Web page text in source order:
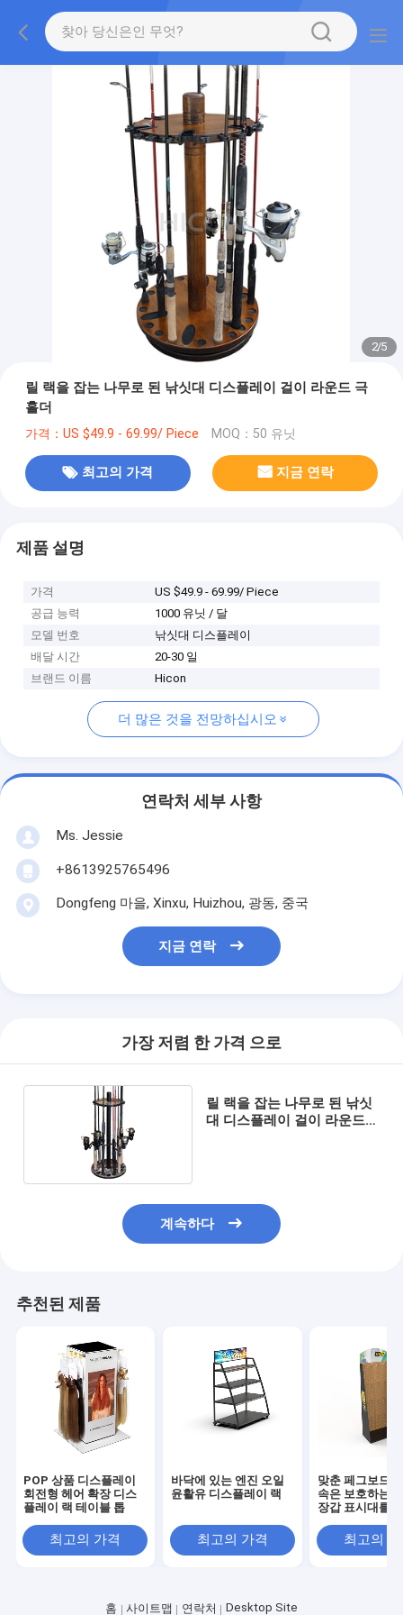
2/5
릴 랙을 잡는 나무로 된 낚싯대 디스플레이 걸이 라운드 극
홀더
가격：US $49.9 - 69.99/ Piece MOQ：50 유닛
최고의 가격 지금 연락
제품 설명
가격
US $49.9 - 69.99/ Piece
공급 능력
1000 유닛 / 달
모델 번호
낚싯대 디스플레이
배달 시간
20-30 일
브랜드 이름
Hicon
더 많은 것을 전망하십시오
연락처 세부 사항
Ms. Jessie
+8613925765496
Dongfeng 마을, Xinxu, Huizhou, 광동, 중국
지금 연락
가장 저렴 한 가격 으로
릴 랙을 잡는 나무로 된 낚싯
대 디스플레이 걸이 라운드
계속하다
추천된 제품
POP 상품 디스플레이
회전형 헤어 확장 디스
플레이 랙 테이블 톱
최고의 가격
바닥에 있는 엔진 오일
윤활유 디스플레이 랙
최고의 가격
맞춘 페그보드
속은 보호하는
장갑 표시대를
최고의
홈 사이트맵 연락처 Desktop Site